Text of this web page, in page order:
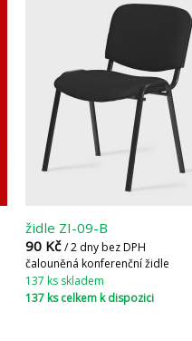
židle ZI-09-B
90 Kč / 2 dny bez DPH
čalouněná konferenční židle
137 ks skladem
137 ks celkem k dispozici